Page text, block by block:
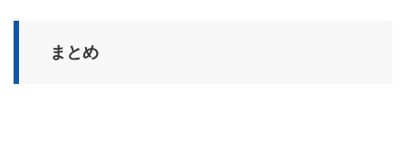
まとめ